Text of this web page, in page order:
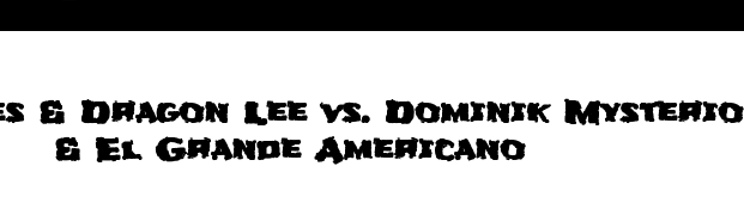
& Dragon Lee vs. Dominik Mysterio
& El Grande Americano